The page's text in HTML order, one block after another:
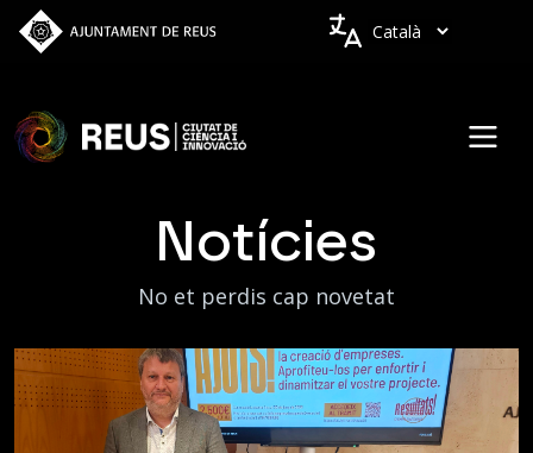
Vés al contingut
Idiomes
Notícies
No et perdis cap novetat